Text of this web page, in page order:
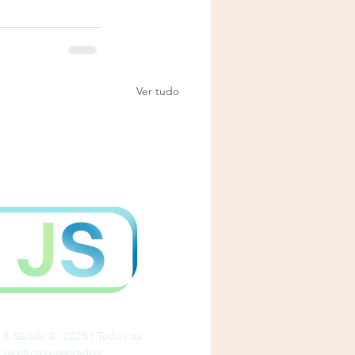
Ver tudo
Saúde © 2025 | Todos os